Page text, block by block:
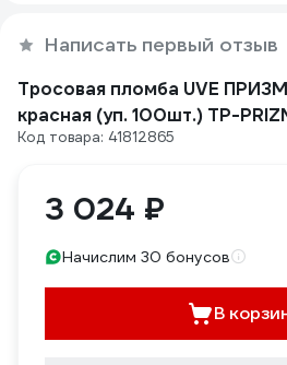
Написать первый отзыв
Тросовая пломба UVE
красная (уп. 100шт.) TP-
Код товара: 41812865
3 024 ₽
Начислим 30 бонусов
В